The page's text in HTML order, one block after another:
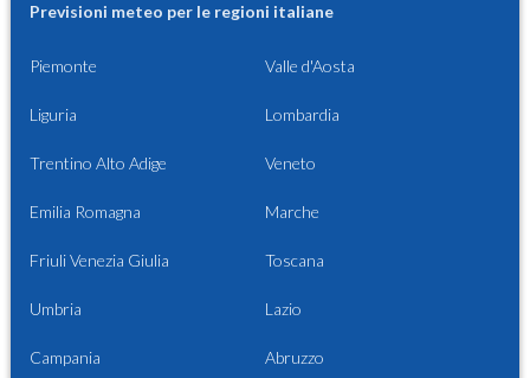
Previsioni meteo per le regioni italiane
Piemonte Valle d'Aosta
Liguria Lombardia
Trentino Alto Adige Veneto
Emilia Romagna Marche
Friuli Venezia Giulia Toscana
Umbria Lazio
Campania Abruzzo